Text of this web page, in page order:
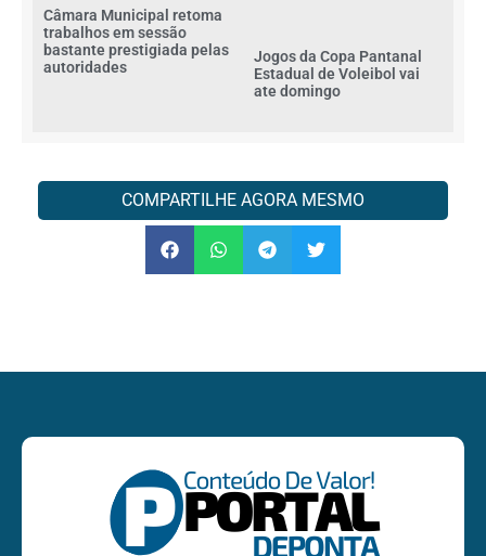
Câmara Municipal retoma
trabalhos em sessão
bastante prestigiada pelas
autoridades
Jogos da Copa Pantanal
Estadual de Voleibol vai
ate domingo
COMPARTILHE AGORA MESMO